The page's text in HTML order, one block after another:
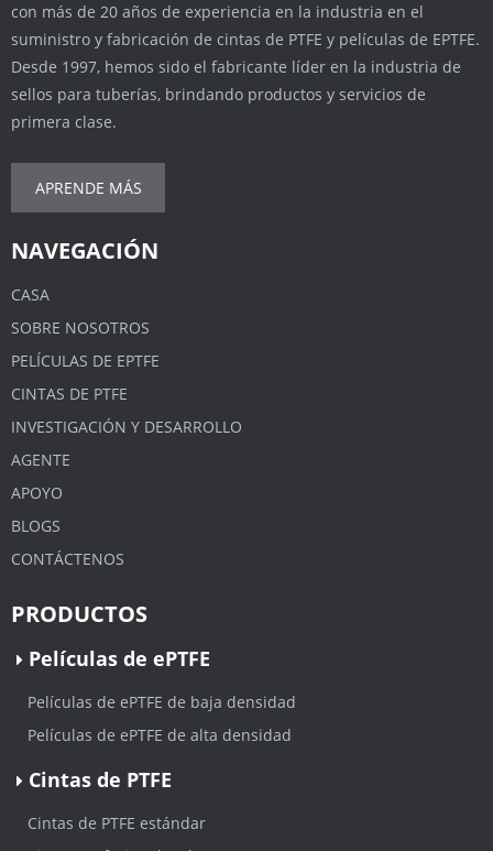
con más de 20 años de experiencia en la industria en el
suministro y fabricación de cintas de PTFE y películas de EPTFE.
Desde 1997, hemos sido el fabricante líder en la industria de
sellos para tuberías, brindando productos y servicios de
primera clase.
APRENDE MÁS
NAVEGACIÓN
CASA
SOBRE NOSOTROS
PELÍCULAS DE EPTFE
CINTAS DE PTFE
INVESTIGACIÓN Y DESARROLLO
AGENTE
APOYO
BLOGS
CONTÁCTENOS
PRODUCTOS
Películas de ePTFE
Películas de ePTFE de baja densidad
Películas de ePTFE de alta densidad
Cintas de PTFE
Cintas de PTFE estándar